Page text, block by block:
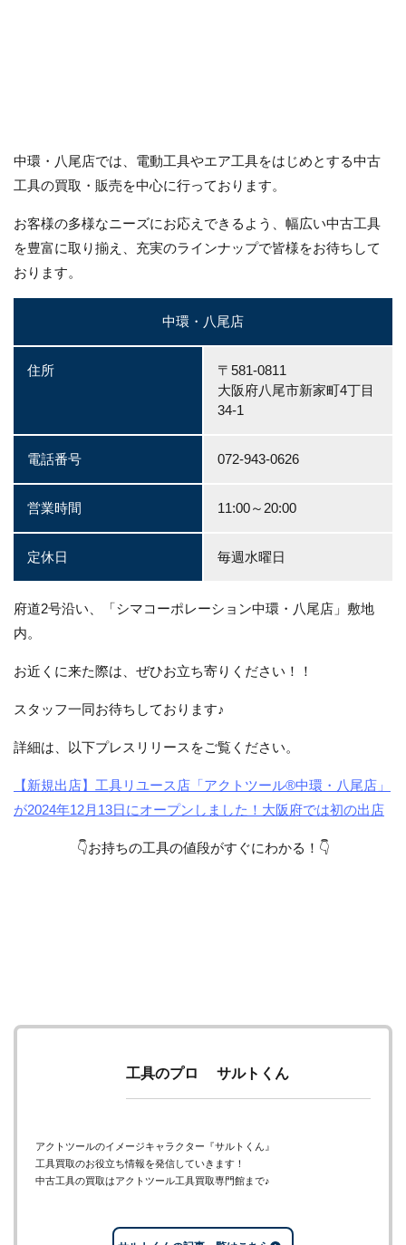
中環・八尾店では、電動工具やエア工具をはじめとする中古
工具の買取・販売を中心に行っております。
お客様の多様なニーズにお応えできるよう、幅広い中古工具
を豊富に取り揃え、充実のラインナップで皆様をお待ちして
おります。
中環・八尾店
住所
〒581-0811
大阪府八尾市新家町4丁目
34-1
電話番号 072-943-0626
営業時間 11:00～20:00
定休日 毎週水曜日
府道2号沿い、「シマコーポレーション中環・八尾店」敷地
内。
お近くに来た際は、ぜひお立ち寄りください！！
スタッフ一同お待ちしております♪
詳細は、以下プレスリリースをご覧ください。
【新規出店】工具リユース店「アクトツール®中環・八尾店」
が2024年12月13日にオープンしました！大阪府では初の出店
👇お持ちの工具の値段がすぐにわかる！👇
工具のプロ サルトくん
アクトツールのイメージキャラクター『サルトくん』
工具買取のお役立ち情報を発信していきます！
中古工具の買取はアクトツール工具買取専門館まで♪